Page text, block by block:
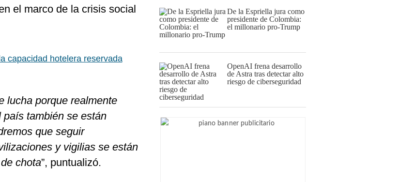
el marco de la crisis social
capacidad hotelera reservada
lucha porque realmente
también se están
que seguir
y vigilias se están
chota”, puntualizó.
De la Espriella jura como
presidente de Colombia:
el millonario pro-Trump
OpenAI frena desarrollo
de Astra tras detectar alto
riesgo de ciberseguridad